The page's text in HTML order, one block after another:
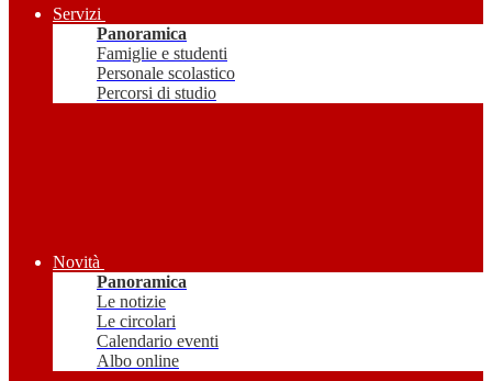
Servizi
Panoramica
Famiglie e studenti
Personale scolastico
Percorsi di studio
Novità
Panoramica
Le notizie
Le circolari
Calendario eventi
Albo online